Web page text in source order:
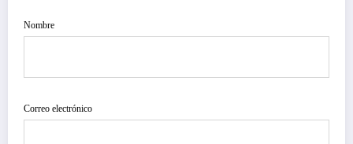
Nombre
Correo electrónico